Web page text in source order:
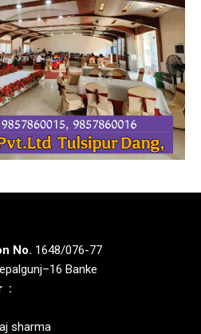
No. 1648/076-77
Banke
:
sharma